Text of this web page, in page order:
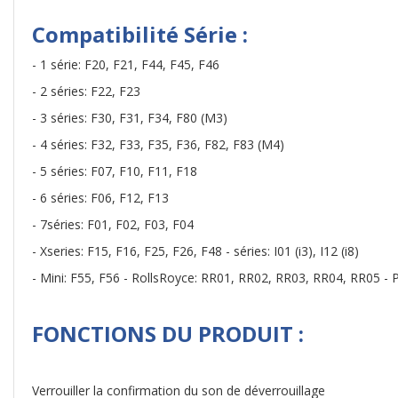
Compatibilité Série :
- 1 série: F20, F21, F44, F45, F46
- 2 séries: F22, F23
- 3 séries: F30, F31, F34, F80 (M3)
- 4 séries: F32, F33, F35, F36, F82, F83 (M4)
- 5 séries: F07, F10, F11, F18
- 6 séries: F06, F12, F13
- 7séries: F01, F02, F03, F04
- Xseries: F15, F16, F25, F26, F48 - séries: I01 (i3), I12 (i8)
- Mini: F55, F56 - RollsRoyce: RR01, RR02, RR03, RR04, RR05 -
FONCTIONS DU PRODUIT :
Verrouiller la confirmation du son de déverrouillage